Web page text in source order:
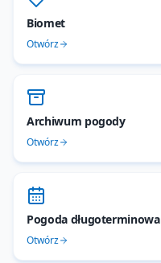
Biomet
Otwórz
Archiwum pogody
Otwórz
Pogoda długoterminowa
Otwórz